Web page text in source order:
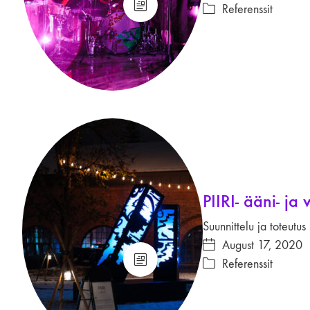
Referenssit
PIIRI- ääni- ja
Suunnittelu ja toteutus
August 17, 2020
Referenssit